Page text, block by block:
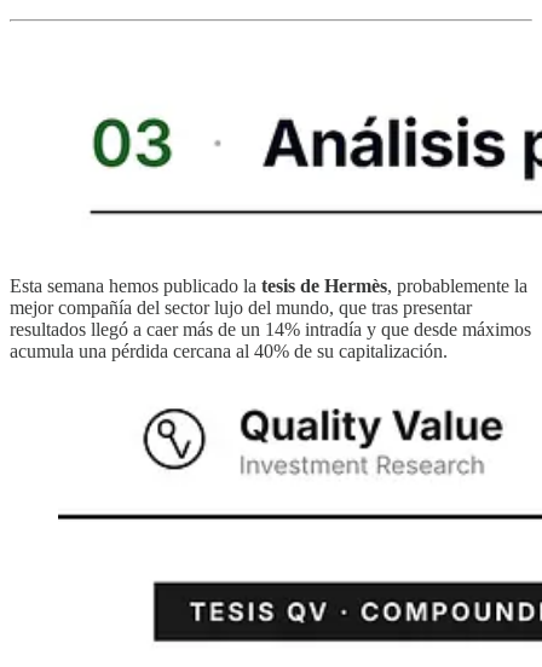
Esta semana hemos publicado la tesis de Hermès, probablemente la
mejor compañía del sector lujo del mundo, que tras presentar
resultados llegó a caer más de un 14% intradía y que desde máximos
acumula una pérdida cercana al 40% de su capitalización.